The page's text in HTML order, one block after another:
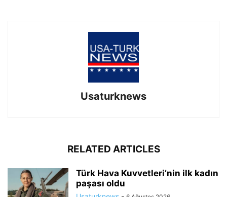
Usaturknews
RELATED ARTICLES
Türk Hava Kuvvetleri’nin ilk kadın
paşası oldu